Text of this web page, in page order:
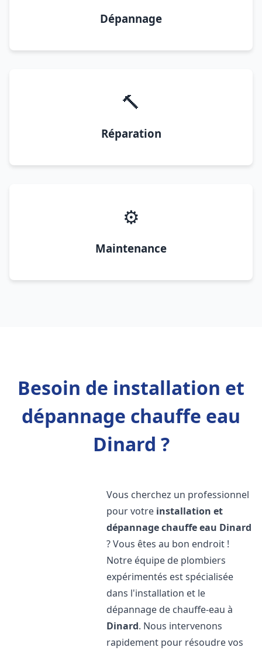
Dépannage
🔨
Réparation
⚙️
Maintenance
Besoin de installation et
dépannage chauffe eau
Dinard ?
Vous cherchez un professionnel
pour votre installation et
dépannage chauffe eau Dinard
? Vous êtes au bon endroit !
Notre équipe de plombiers
expérimentés est spécialisée
dans l'installation et le
dépannage de chauffe-eau à
Dinard. Nous intervenons
rapidement pour résoudre vos